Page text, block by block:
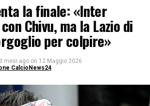
la finale: «Inter
Chivu, ma la Lazio di
per colpire»
3 mesi ago on 12 Maggio 2026
CalcioNews24